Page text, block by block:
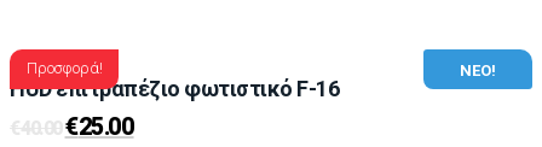
Προσφορά! ΝΕΟ!
HUD επιτραπέζιο φωτιστικό F-16
€40.00€25.00